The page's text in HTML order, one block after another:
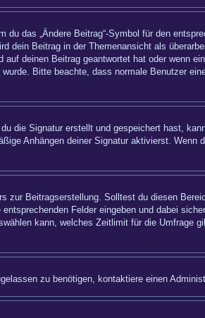
das „Ändere Beitrag“-Symbol für den
dein Beitrag in der Themenansicht als
deinen Beitrag geantwortet hat oder wenn
Bitte beachte, dass normale Benutzer
die Signatur erstellt und gespeichert hast,
Anhängen deiner Signatur aktivierst. Wenn
zur Beitragserstellung. Solltest du diesen
Felder eingeben und dabei
kann, welches Zeitlimit für die Umfrage
zu benötigen, kontaktiere einen